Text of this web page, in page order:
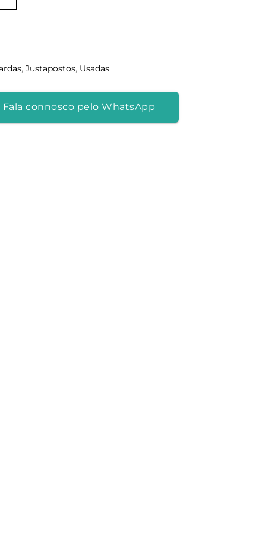
,Justapostos, Usadas
Fala connosco pelo WhatsApp